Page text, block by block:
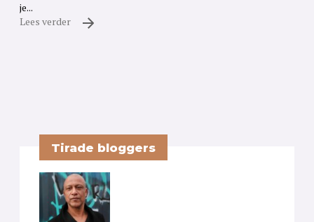
je...
Lees verder
Tirade bloggers